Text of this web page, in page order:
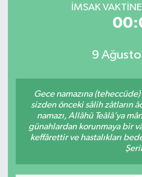
İMSAK
9
Gece namazına
sizden önceki sâlih zâtların
namazı, Allâhü Teâlâ’ya
günahlardan korunmaya bir
keffârettir ve hastalıkları
Süper Lig Puan
Tüm Manşetler
Son Dakika Haberleri
Haber Arşivi